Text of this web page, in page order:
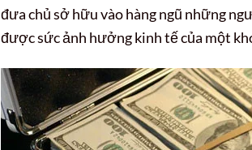
đưa chủ sở hữu vào hàng ngũ những
được sức ảnh hưởng kinh tế của một